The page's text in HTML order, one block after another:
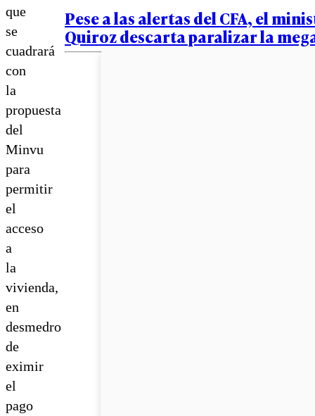
que
se
cuadrará
con
la
propuesta
del
Minvu
para
permitir
el
acceso
a
la
vivienda,
en
desmedro
de
eximir
el
pago
Pese a las alertas del CFA, el
Quiroz descarta paralizar la